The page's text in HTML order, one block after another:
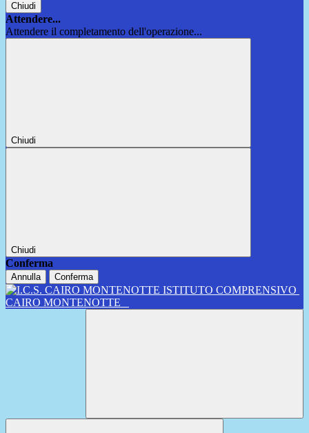
Chiudi
Attendere...
Attendere il completamento dell'operazione...
Chiudi
Chiudi
Conferma
Annulla Conferma
ISTITUTO COMPRENSIVO
CAIRO MONTENOTTE